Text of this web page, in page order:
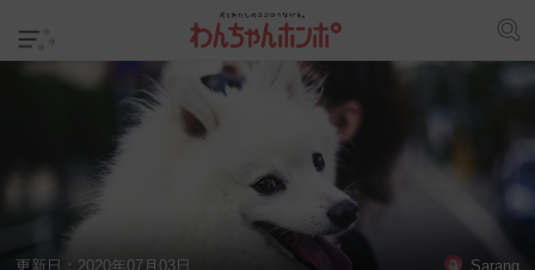
更新日： 2020年07月03日 Sarang